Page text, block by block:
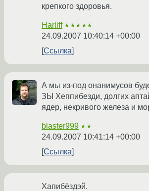
крепкого здоровья.
Harliff ★★★★★
24.09.2007 10:40:14 +00:00
Ссылка
А мы из-под онанимусов
ЗЫ Хеппибезди, долгих
ядер, некривого железа и
blaster999 ★★
24.09.2007 10:41:14 +00:00
Ссылка
Хапибёздэй.